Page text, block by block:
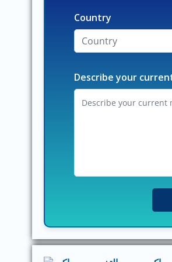
Country
Describe your